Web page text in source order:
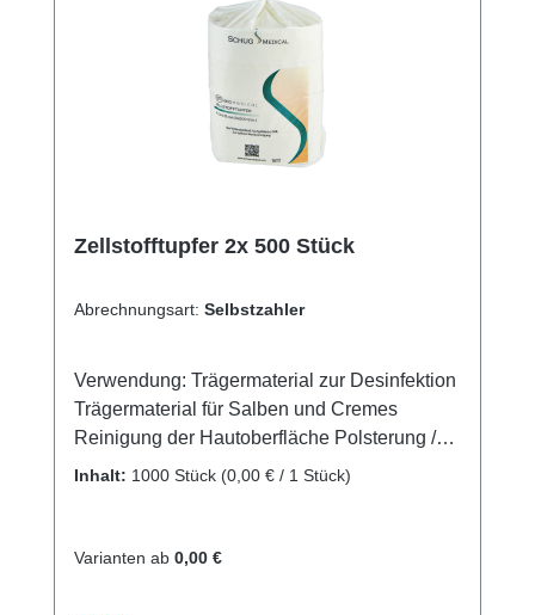
Zellstofftupfer 2x 500 Stück
Abrechnungsart: Selbstzahler
Verwendung: Trägermaterial zur Desinfektion
Trägermaterial für Salben und Cremes
Reinigung der Hautoberfläche Polsterung /
Kompression (z.B. nach Punktionen)
gebleicht Eigenschaften: Sehr weiche Tupfer
Inhalt: 1000 Stück (0,00 € / 1 Stück)
Varianten ab 0,00 €